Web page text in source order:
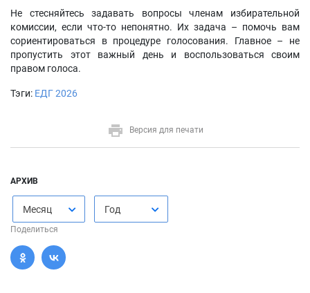
Не стесняйтесь задавать вопросы членам избирательной
комиссии, если что-то непонятно. Их задача – помочь вам
сориентироваться в процедуре голосования. Главное – не
пропустить этот важный день и воспользоваться своим
правом голоса.
Тэги: ЕДГ 2026
Версия для печати
АРХИВ
Месяц Год
Поделиться